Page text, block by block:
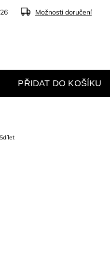
Možnosti doručení
PŘIDAT DO KOŠÍKU
Sdílet